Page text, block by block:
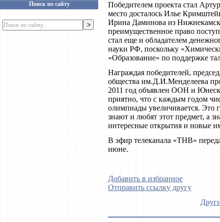
Поиск по сайту
Победителем проекта стал
место досталось Илье
Ирина Даминова из
преимущественное право
стал еще и обладателем
науки РФ, поскольку
«Образование» по поддержке
Награждая победителей,
общества им.Д.И.Менделеева
2011 год объявлен ООН и
приятно, что с каждым годом
олимпиады увеличивается. Это
знают и любят этот предмет, а
интересные открытия и новые
В эфир телеканала «ТНВ»
июне.
Добавить в избранное
Отправить ссылку другу